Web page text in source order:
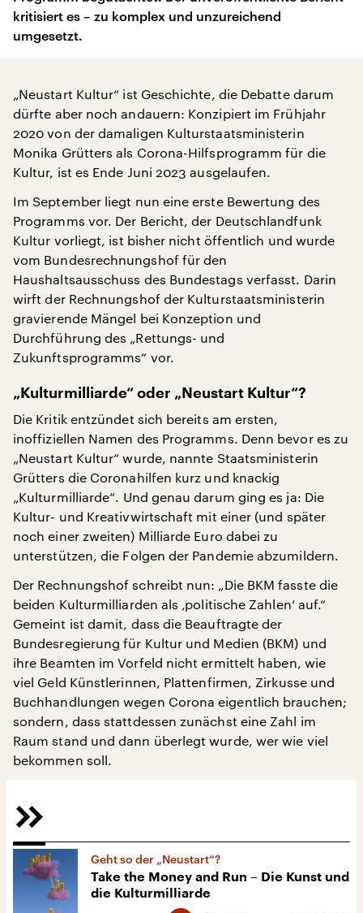
kritisiert es – zu komplex und unzureichend
umgesetzt.
„Neustart Kultur“ ist Geschichte, die Debatte darum
dürfte aber noch andauern: Konzipiert im Frühjahr
2020 von der damaligen Kulturstaatsministerin
Monika Grütters als Corona-Hilfsprogramm für die
Kultur, ist es Ende Juni 2023 ausgelaufen.
Im September liegt nun eine erste Bewertung des
Programms vor. Der Bericht, der Deutschlandfunk
Kultur vorliegt, ist bisher nicht öffentlich und wurde
vom Bundesrechnungshof für den
Haushaltsausschuss des Bundestags verfasst. Darin
wirft der Rechnungshof der Kulturstaatsministerin
gravierende Mängel bei Konzeption und
Durchführung des „Rettungs- und
Zukunftsprogramms“ vor.
„Kulturmilliarde“ oder „Neustart Kultur“?
Die Kritik entzündet sich bereits am ersten,
inoffiziellen Namen des Programms. Denn bevor es zu
„Neustart Kultur“ wurde, nannte Staatsministerin
Grütters die Coronahilfen kurz und knackig
„Kulturmilliarde“. Und genau darum ging es ja: Die
Kultur- und Kreativwirtschaft mit einer (und später
noch einer zweiten) Milliarde Euro dabei zu
unterstützen, die Folgen der Pandemie abzumildern.
Der Rechnungshof schreibt nun: „Die BKM fasste die
beiden Kulturmilliarden als ‚politische Zahlen‘ auf.“
Gemeint ist damit, dass die Beauftragte der
Bundesregierung für Kultur und Medien (BKM) und
ihre Beamten im Vorfeld nicht ermittelt haben, wie
viel Geld Künstlerinnen, Plattenfirmen, Zirkusse und
Buchhandlungen wegen Corona eigentlich brauchen;
sondern, dass stattdessen zunächst eine Zahl im
Raum stand und dann überlegt wurde, wer wie viel
bekommen soll.
Geht so der „Neustart“?
Take the Money and Run – Die Kunst und
die Kulturmilliarde